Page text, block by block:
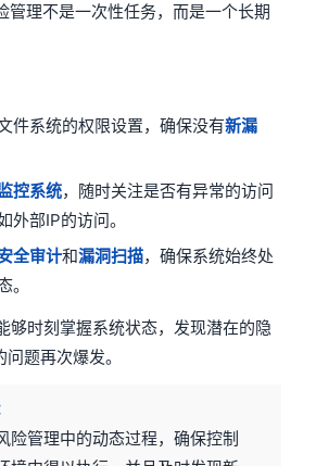
管理不是一次性任务，而是一个长期
件系统的权限设置，确保没有新漏
控系统，随时关注是否有异常的访问
外部IP的访问。
全审计和漏洞扫描，确保系统始终处
。
够时刻掌握系统状态，发现潜在的隐
题再次爆发。
险管理中的动态过程，确保控制